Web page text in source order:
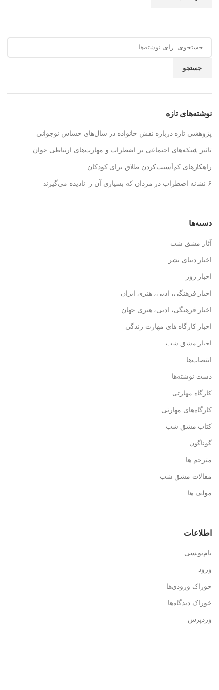
جستجو
نوشته‌های تازه
پژوهشی تازه درباره نقش خانواده در سال‌های حساس نوجوانی
تاثیر شبکه‌های اجتماعی بر اضطراب و مهارت‌های ارتباطی جوان
راهکارهای کم‌آسیب‌کردن طلاق برای کودکان
۶ نشانه اضطراب در مردان که بسیاری آن را نادیده می‌گیرند
دسته‌ها
آثار مشق شب
اخبار دنیای نشر
اخبار روز
اخبار فرهنگی، ادبی، هنری ایران
اخبار فرهنگی، ادبی، هنری جهان
اخبار کارگاه های مهارت زندگی
اخبار مشق شب
انتصاب‌ها
دست نوشته‌ها
کارگاه مهارتی
کارگاه‌های مهارتی
کتاب مشق شب
گوناگون
مترجم ها
مقالات مشق شب
مولف ها
اطلاعات
نام‌نویسی
ورود
خوراک ورودی‌ها
خوراک دیدگاه‌ها
وردپرس